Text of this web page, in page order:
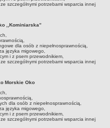
szczególnymi potrzebami wsparcia innej
,,Kominiarska”
dla osób z niepełnosprawnością,
języka migowego,
i z psem przewodnikiem,
szczególnymi potrzebami wsparcia innej
Morskie Oko
dla osób z niepełnosprawnością,
języka migowego,
i z psem przewodnikiem,
szczególnymi potrzebami wsparcia innej